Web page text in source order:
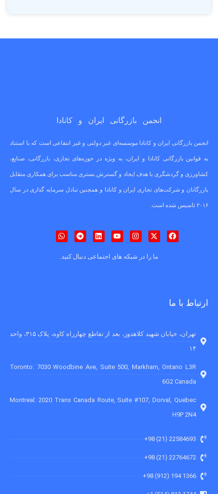
انجمن بازرگانی ایران و کانادا
انجمن بازرگانی ایران و کانادا موسسه‌ای غیر دولتی و غیر انتفاعی است که با استناد
به قوانین بازرگانی کانادا و ایران، به ویژه در حوزه‌های تجاری، بازرگانی، صنایع،
کشاورزی و گردشگری با هدف ایجاد و گسترش بستری مناسب برای همکاری متقابل
بازرگانان و شرکت‌های تجاری ایران و کانادا و همچنین تبادل سرمایه گذاری در سال
۲۰۱۶ تاسیس شده است.
ما را در شبکه های اجتماعی دنبال کنید.
ارتباط با ما
تهران، خیابان شهید کلاهدوز، بعد از تقاطع چهارراه کاوه، پلاک ۳۱۵، واحد
۱۴
Toronto: 7030 Woodbine Ave, Suite 500, Markham, Ontario L3R
6G2 Canada
Montreal: 2020 Trans Canada Route, Suite #107, Dorval, Quebec
H9P 2N4
22584693 (21) 98+
22764672 (21) 98+
1366 194 (912) 98+